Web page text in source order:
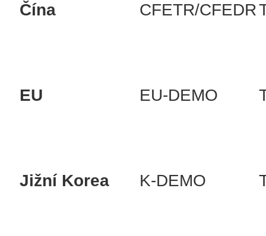
Čína CFETR/CFEDR
EU EU-DEMO
Jižní Korea K-DEMO